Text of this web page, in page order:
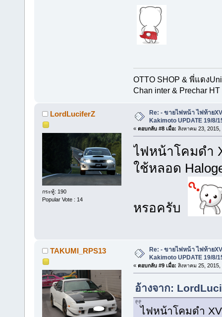
OTTO SHOP & พี่แดง
Chan inter & Prechar
LordLuciferZ
กระทู้: 190
Popular Vote : 14
Re: - ขายไฟหน้า ไฟท้าย
Kakimoto UPDATE 19/8/
« ตอบกลับ #8 เมื่อ: สิงหาคม 23, 2015,
ไฟหน้าโคมดำ
ใช้หลอด
หรอครับ
TAKUMI_RPS13
Re: - ขายไฟหน้า ไฟท้าย
Kakimoto UPDATE 19/8/
« ตอบกลับ #9 เมื่อ: สิงหาคม 25, 2015,
อ้างจาก:
ไฟหน้าโคมดำ